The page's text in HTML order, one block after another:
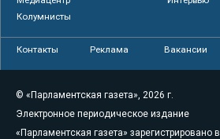
Колумнисты
Контакты Реклама Вакансии
© «Парламентская газета», 2026 г.
Электронное периодическое издание
«Парламентская газета» зарегистрировано в